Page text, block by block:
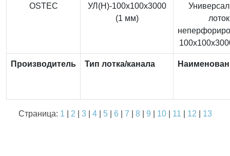
OSTEC
УЛ(Н)-100x100x3000
(1 мм)
лоток
Производитель Тип лотка/канала
Страница: 1 2 3| 4| 5| 6 7 8| 9 10| 11 12 13